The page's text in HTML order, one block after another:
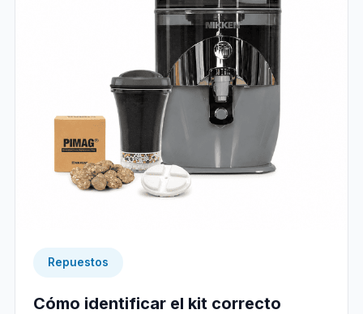
Repuestos
Cómo identificar el kit correcto